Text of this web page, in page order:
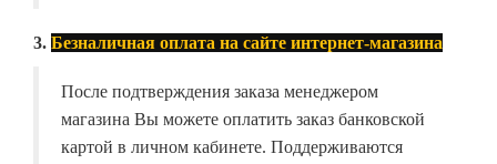
3. Безналичная оплата на сайте интернет-магазина
После подтверждения заказа менеджером
магазина Вы можете оплатить заказ банковской
картой в личном кабинете. Поддерживаются